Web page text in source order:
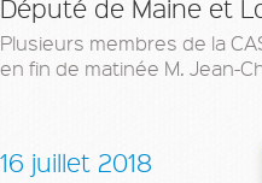
Député de Maine et
Plusieurs membres de la
en fin de matinée M. Jean-
16 juillet 2018